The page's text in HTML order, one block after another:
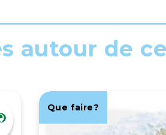
autour de
Que faire?